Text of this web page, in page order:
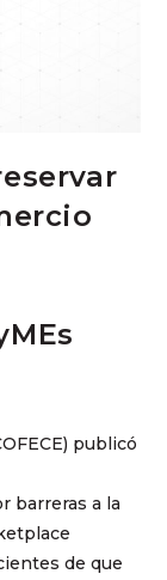
publicó
barreras a la
de que